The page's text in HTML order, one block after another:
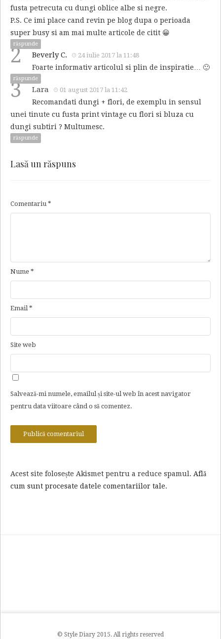
fusta petrecuta cu dungi oblice albe si negre.
P.S. Ce imi place cand revin pe blog dupa o perioada
super busy si am mai multe articole de citit 😀
răspunde
2 Beverly C. 24 iulie 2017 la 11:48
Foarte informativ articolul si plin de inspiratie… 🙂
răspunde
3 Lara 01 august 2017 la 11:42
Recomandati dungi + flori, de exemplu in sensul
unei tinute cu fusta print vintage cu flori si bluza cu
dungi subtiri ? Multumesc.
răspunde
Lasă un răspuns
Comentariu *
Nume *
Email *
Site web
Salvează-mi numele, emailul și site-ul web în acest navigator
pentru data viitoare când o să comentez.
Acest site folosește Akismet pentru a reduce spamul. Află
cum sunt procesate datele comentariilor tale.
© Style Diary 2015. All rights reserved